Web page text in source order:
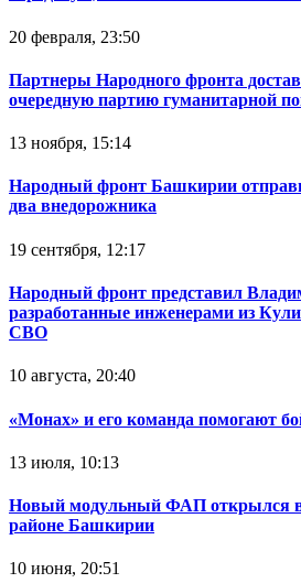
20 февраля, 23:50
Партнеры Народного фронта
очередную партию гуманитарной
13 ноября, 15:14
Народный фронт Башкирии
два внедорожника
19 сентября, 12:17
Народный фронт представил
разработанные инженерами из
СВО
10 августа, 20:40
«Монах» и его команда помогают
13 июля, 10:13
Новый модульный ФАП открылся
районе Башкирии
10 июня, 20:51